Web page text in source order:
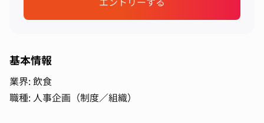
基本情報
業界: 飲食
職種: 人事企画（制度／組織）